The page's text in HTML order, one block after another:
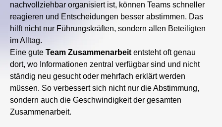
nachvollziehbar organisiert ist, können Teams schneller
reagieren und Entscheidungen besser abstimmen. Das
hilft nicht nur Führungskräften, sondern allen Beteiligten
im Alltag.
Eine gute Team Zusammenarbeit entsteht oft genau
dort, wo Informationen zentral verfügbar sind und nicht
ständig neu gesucht oder mehrfach erklärt werden
müssen. So verbessert sich nicht nur die Abstimmung,
sondern auch die Geschwindigkeit der gesamten
Zusammenarbeit.